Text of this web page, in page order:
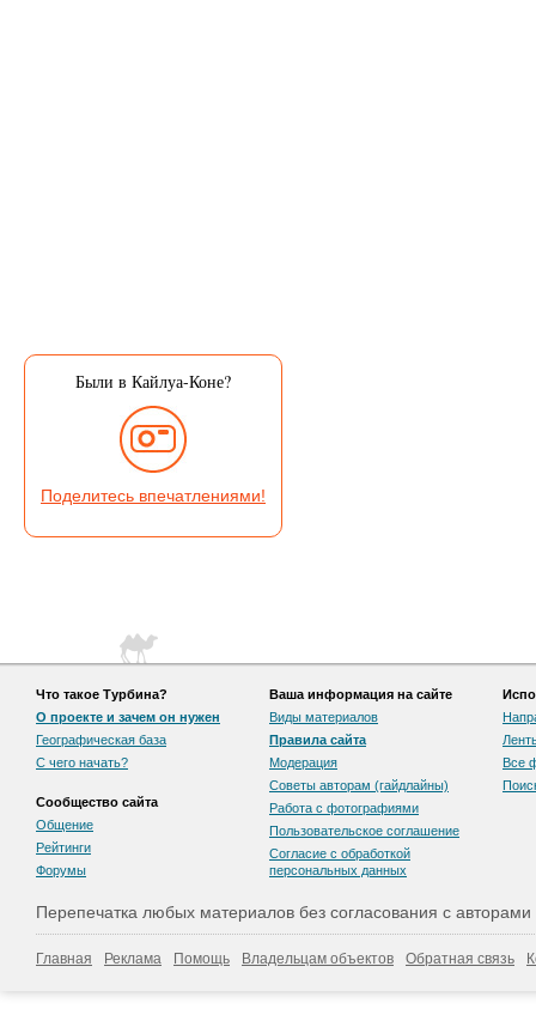
Были в Кайлуа-Коне?
Поделитесь впечатлениями!
Что такое Турбина?
О проекте и зачем он нужен
Географическая база
С чего начать?
Сообщество сайта
Общение
Рейтинги
Форумы
Ваша информация на сайте
Виды материалов
Правила сайта
Модерация
Советы авторам (гайдлайны)
Работа с фотографиями
Пользовательскоe соглашение
Согласие с обработкой
персональных данных
Все
Перепечатка любых материалов без согласования с
Главная Реклама Помощь Владельцам объектов Обратная связь